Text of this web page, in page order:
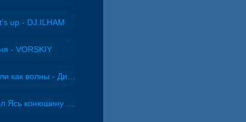
up - DJ.ILHAM
- VORSKIY